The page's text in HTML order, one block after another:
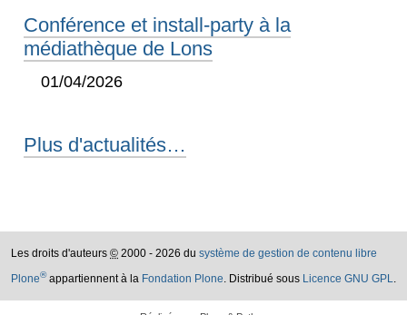
Conférence et install-party à la
médiathèque de Lons
01/04/2026
Plus d'actualités…
Les droits d'auteurs © 2000 - 2026 du système de gestion de contenu libre
Plone®appartiennent à la Fondation Plone. Distribué sous Licence GNU GPL.